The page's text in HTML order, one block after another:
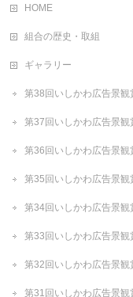
HOME
組合の歴史・取組
ギャラリー
第38回いしかわ広告景観
第37回いしかわ広告景観
第36回いしかわ広告景観
第35回いしかわ広告景観
第34回いしかわ広告景観
第33回いしかわ広告景観
第32回いしかわ広告景観
第31回いしかわ広告景観